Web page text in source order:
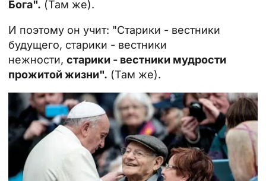
Бога". (Там же).
И поэтому он учит: "Старики - вестники
будущего, старики - вестники
нежности, старики - вестники мудрости
прожитой жизни". (Там же).